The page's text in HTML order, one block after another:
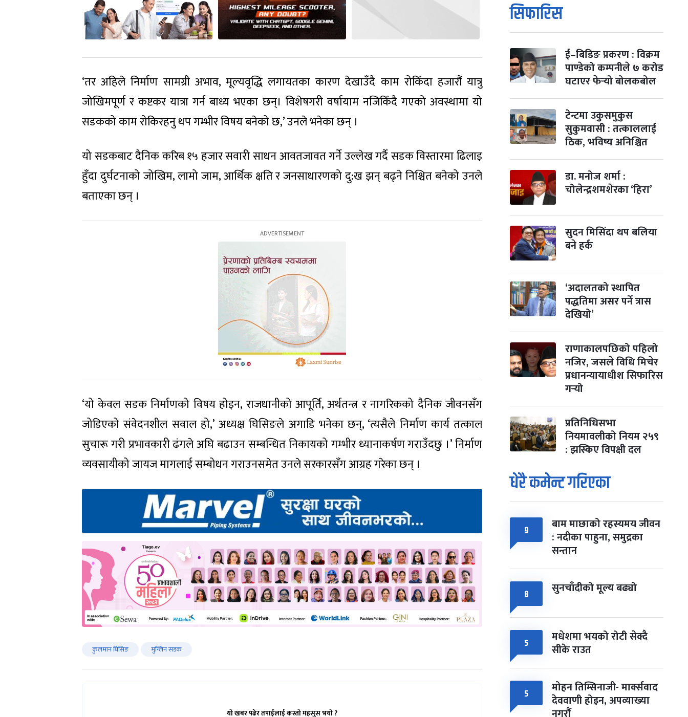
‘तर अहिले निर्माण सामग्री अभाव, मूल्यवृद्धि लगायतका कारण देखाउँदै काम रोकिँदा हजारौं यात्रु
जोखिमपूर्ण र कष्टकर यात्रा गर्न बाध्य भएका छन्। विशेषगरी वर्षायाम नजिकिँदै गएको अवस्थामा यो
सडकको काम रोकिरहनु थप गम्भीर विषय बनेको छ,’ उनले भनेका छन् ।
यो सडकबाट दैनिक करिब १५ हजार सवारी साधन आवतजावत गर्ने उल्लेख गर्दै सडक विस्तारमा ढिलाइ
हुँदा दुर्घटनाको जोखिम, लामो जाम, आर्थिक क्षति र जनसाधारणको दु:ख झन् बढ्ने निश्चित बनेको उनले
बताएका छन् ।
‘यो केवल सडक निर्माणको विषय होइन, राजधानीको आपूर्ति, अर्थतन्त्र र नागरिकको दैनिक जीवनसँग
जोडिएको संवेदनशील सवाल हो,’ अध्यक्ष घिसिङले अगाडि भनेका छन्, ‘त्यसैले निर्माण कार्य तत्काल
सुचारू गरी प्रभावकारी ढंगले अघि बढाउन सम्बन्धित निकायको गम्भीर ध्यानाकर्षण गराउँदछु ।’ निर्माण
व्यवसायीको जायज मागलाई सम्बोधन गराउनसमेत उनले सरकारसँग आग्रह गरेका छन् ।
कुलमान घिसिङ मुग्लिन सडक
यो खबर पढेर तपाईलाई कस्तो महसुस भयो ?
सिफारिस
ई–बिडिङ प्रकरण : विक्रम
पाण्डेको कम्पनीले ७ करोड
घटाएर फेर्‍यो बोलकबोल
टेन्टमा उकुसमुकुस
सुकुमवासी : तत्काललाई
ठिक, भविष्य अनिश्चित
डा. मनोज शर्मा :
चोलेन्द्रशमशेरका ‘हिरा’
सुदन मिसिंदा थप बलिया
बने हर्क
‘अदालतको स्थापित
पद्धतिमा असर पर्ने त्रास
देखियो’
राणाकालपछिको पहिलो
नजिर, जसले विधि मिचेर
प्रधानन्यायाधीश सिफारिस
गर्‍यो
प्रतिनिधिसभा
नियमावलीको नियम २५९
: झस्किए विपक्षी दल
धेरै कमेन्ट गरिएका
९ बाम माछाको रहस्यमय जीवन
: नदीका पाहुना, समुद्रका
सन्तान
८ सुनचाँदीको मूल्य बढ्यो
५ मधेशमा भयको रोटी सेक्दै
सीके राउत
५ मोहन तिम्सिनाजी- मार्क्सवाद
देववाणी होइन, अपव्याख्या